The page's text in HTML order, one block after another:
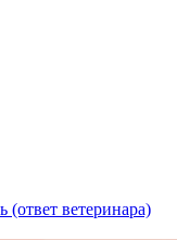
(ответ ветеринара)